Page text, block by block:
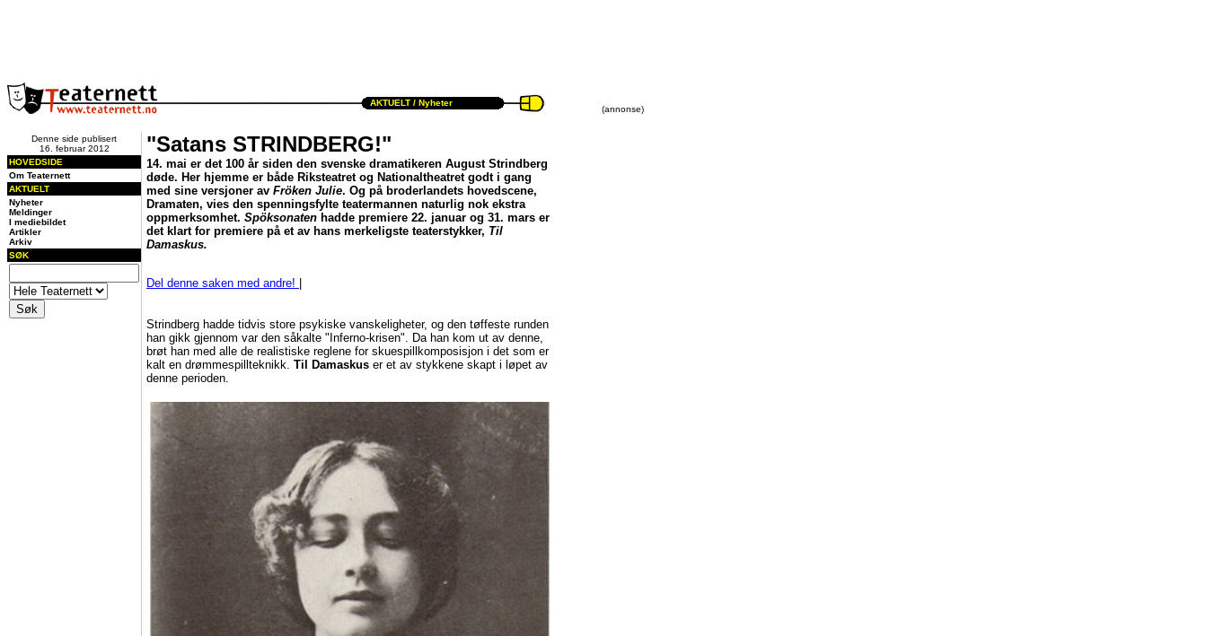
AKTUELT / Nyheter
(annonse)
Denne side publisert
16. februar 2012
HOVEDSIDE
Om Teaternett
AKTUELT
Nyheter
Meldinger
I mediebildet
Artikler
Arkiv
SØK
"Satans STRINDBERG!"
14. mai er det 100 år siden den svenske dramatikeren August Strindberg
døde. Her hjemme er både Riksteatret og Nationaltheatret godt i gang
med sine versjoner av Fröken Julie. Og på broderlandets hovedscene,
Dramaten, vies den spenningsfylte teatermannen naturlig nok ekstra
oppmerksomhet. Spöksonaten hadde premiere 22. januar og 31. mars er
det klart for premiere på et av hans merkeligste teaterstykker, Til
Damaskus.
Del denne saken med andre!
Strindberg hadde tidvis store psykiske vanskeligheter, og den tøffeste runden
han gikk gjennom var den såkalte "Inferno-krisen". Da han kom ut av denne,
brøt han med alle de realistiske reglene for skuespillkomposisjon i det som er
kalt en drømmespillteknikk. Til Damaskus er et av stykkene skapt i løpet av
denne perioden.